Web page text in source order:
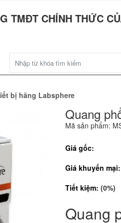
TMĐT CHÍNH THỨC
bị hãng Labsphere
Quang
Mã sản phẩm:
Giá gốc:
Giá khuyến mại:
Tiết kiệm: (0%)
Quang